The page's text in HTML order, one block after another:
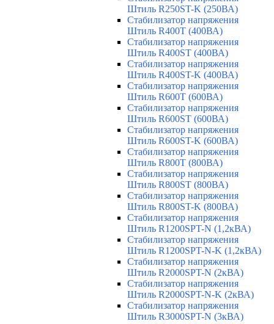
Штиль R250ST-K (250ВА)
Стабилизатор напряжения
Штиль R400T (400ВА)
Стабилизатор напряжения
Штиль R400ST (400ВА)
Стабилизатор напряжения
Штиль R400ST-K (400ВА)
Стабилизатор напряжения
Штиль R600T (600ВА)
Стабилизатор напряжения
Штиль R600ST (600ВА)
Стабилизатор напряжения
Штиль R600ST-K (600ВА)
Стабилизатор напряжения
Штиль R800T (800ВА)
Стабилизатор напряжения
Штиль R800ST (800ВА)
Стабилизатор напряжения
Штиль R800ST-K (800ВА)
Стабилизатор напряжения
Штиль R1200SPT-N (1,2кВА)
Стабилизатор напряжения
Штиль R1200SPT-N-K (1,2кВА)
Стабилизатор напряжения
Штиль R2000SPT-N (2кВА)
Стабилизатор напряжения
Штиль R2000SPT-N-K (2кВА)
Стабилизатор напряжения
Штиль R3000SPT-N (3кВА)